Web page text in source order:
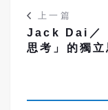
上一篇
Jack Dai／
思考」的獨立